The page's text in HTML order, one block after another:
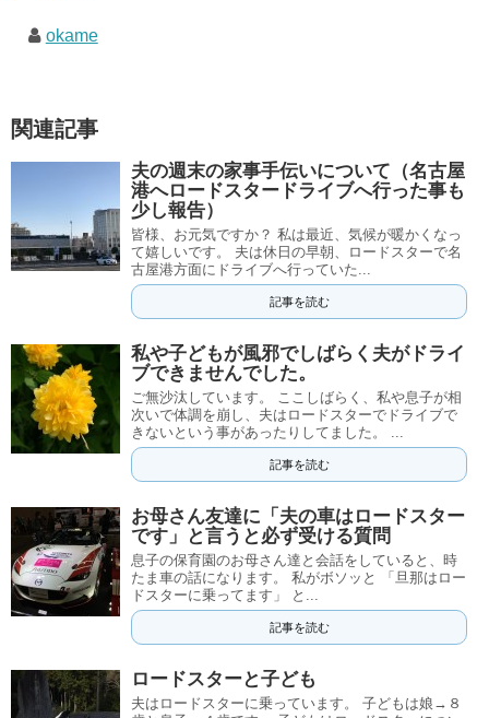
okame
関連記事
夫の週末の家事手伝いについて（名古屋
港へロードスタードライブへ行った事も
少し報告）
皆様、お元気ですか？ 私は最近、気候が暖かくなっ
て嬉しいです。 夫は休日の早朝、ロードスターで名
古屋港方面にドライブへ行っていた...
記事を読む
私や子どもが風邪でしばらく夫がドライ
ブできませんでした。
ご無沙汰しています。 ここしばらく、私や息子が相
次いで体調を崩し、夫はロードスターでドライブで
きないという事があったりしてました。 ...
記事を読む
お母さん友達に「夫の車はロードスター
です」と言うと必ず受ける質問
息子の保育園のお母さん達と会話をしていると、時
たま車の話になります。 私がボソッと 「旦那はロー
ドスターに乗ってます」 と...
記事を読む
ロードスターと子ども
夫はロードスターに乗っています。 子どもは娘→８